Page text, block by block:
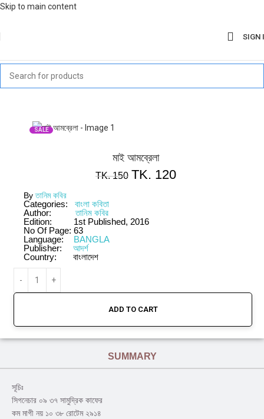
Skip to main content
SIGN
SALE
মাই আমব্রেলা
TK.150 TK. 120
Byতানিম কবির
Categories:
বাংলা কবিতা
Author:
তানিম কবির
Edition:
1st Published, 2016
No Of Page: 63
Language:
BANGLA
Publisher:
আদর্শ
Country:
বাংলাদেশ
ADD TO CART
SUMMARY
সূচিঃ
সিগনেচার ০৯ ৩৭ সামুদ্রিক কাফের
কম মাগী নয় ১০ ৩৮ রোটেম ২৯১৪